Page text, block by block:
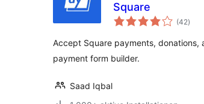
Square
(42)
Accept Square payments, donations,
payment form builder.
Saad Iqbal